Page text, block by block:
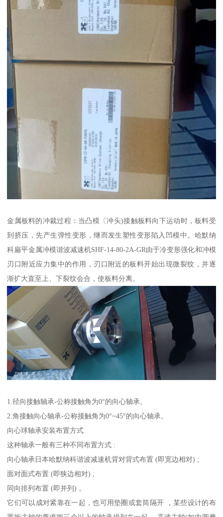
金属板料的冲裁过程：当凸模〔冲头)接触板料向下运动时，板料受
到挤压，先产生弹性变形，继而发生塑性变形陷入凹模中。哈默纳
科扁平金属冲模谐波减速机SHF-14-80-2A-GR由于冷变形强化和冲模
刃口附近应力集中的作用，刃口附近的板料开始出现微裂纹，并逐
渐扩大直至上、下裂纹会合，使板料分离。
1.径向接触轴承-公称接触角为0°的向心轴承。
2.角接触向心轴承-公称接触角为0°~45°的向心轴承。
向心球轴承安装布置方式
这种轴承一般有三种不同布置方式 :
向心轴承日本哈默纳科谐波减速机背对背式布置 (即宽边相对) ;
面对面式布置 (即狭边相对) ;
同向排列布置 (即并列) 。
它们可以成对紧靠在一起，也可用垫圈或套筒隔开 ，某些设计的布